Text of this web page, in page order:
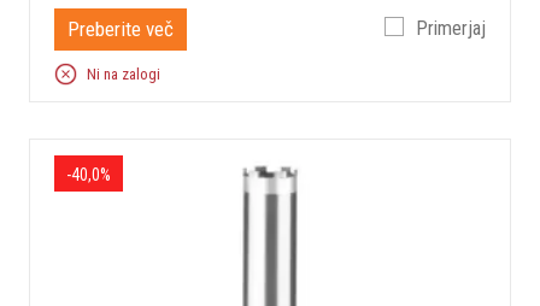
Preberite več Primerjaj
Ni na zalogi
-40,0%